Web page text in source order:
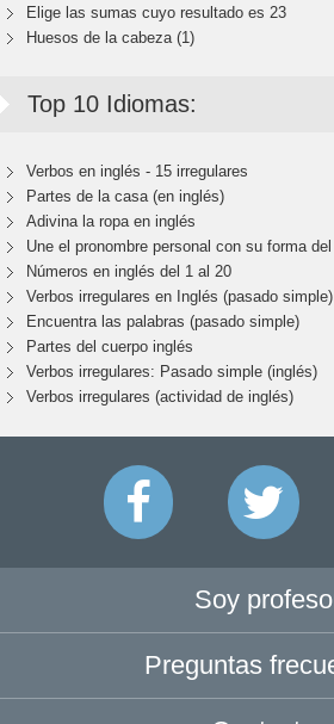
Elige las sumas cuyo resultado es 23
Huesos de la cabeza (1)
Top 10 Idiomas:
Verbos en inglés - 15 irregulares
Partes de la casa (en inglés)
Adivina la ropa en inglés
Une el pronombre personal con su forma
Números en inglés del 1 al 20
Verbos irregulares en Inglés (pasado simple)
Encuentra las palabras (pasado simple)
Partes del cuerpo inglés
Verbos irregulares: Pasado simple (inglés)
Verbos irregulares (actividad de inglés)
Soy
Preguntas